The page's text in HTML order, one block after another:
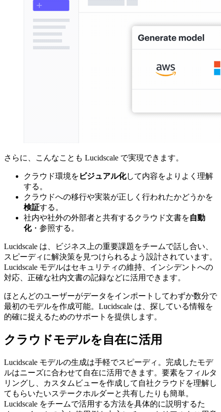
さらに、こんなことも Lucidscale で実現できます。
クラウド環境を ビジュアル化して内容をよりよく理解
する。
クラウドへの移行や実装が正しく行われたかどうかを
検証する。
社内や社外の外部者と共有するクラウド文書を自動
化・参照する。
Lucidscale は、ビジネス上の重要課題をチームで話し合い、
スピーディに解決策を見つけられるよう設計されています。
Lucidscale モデルはセキュリティの維持、インシデントへの
対応、正確な社内文書の記録などに活用できます。
ほとんどのユーザーがデータをインポートしてわずか数分で
最初のモデルを作成可能。Lucidscale は、探している情報を
的確に捉えるためのサポートを提供します。
クラウドモデルを自在に活用
Lucidscale モデルの生成は手軽でスピーディ。完成したモデ
ルはニーズに合わせて自在に活用できます。要素をフィルタ
リングし、カスタムビューを作成して自社クラウドを理解し
てもらいたいステークホルダーと共有したりも簡単。
Lucidscale をチームで活用する方法を具体的に説明するた